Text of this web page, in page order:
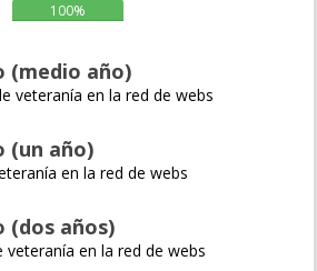
100%
(medio año)
veteranía en la red de webs
(un año)
en la red de webs
(dos años)
veteranía en la red de webs